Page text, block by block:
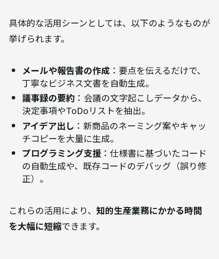
テキスト・コード生成AI（文章作成、プログ
ラミング支援）
テキストやプログラムコードの生成に特化したAI
は、ビジネスのあらゆる場面で活用されています。
代表的なモデルには、OpenAI社の「GPTシリー
ズ」やGoogle社の「Geminiシリーズ」、
Anthropic社の「Claudeシリーズ」などがあり、こ
れらを基盤とした多くのサービスが存在します。
（出典：主要LLMの比較と思考（GPT-5.4, Gemini
3.1 Pro, Claude Opus 4.6）
具体的な活用シーンとしては、以下のようなものが
挙げられます。